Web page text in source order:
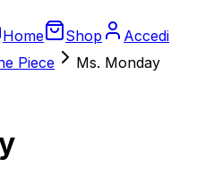
Home Shop
Accedi
Piece
Ms. Monday